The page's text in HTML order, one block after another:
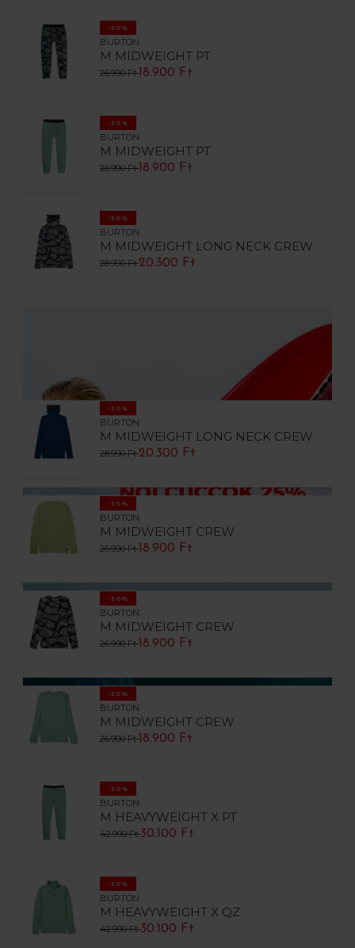
-30%
BURTON
M MIDWEIGHT PT
26.990 Ft 18.900 Ft
-30%
BURTON
M MIDWEIGHT PT
26.990 Ft 18.900 Ft
-30%
BURTON
M MIDWEIGHT LONG NECK CREW
28.990 Ft20.300 Ft
-30%
BURTON
M MIDWEIGHT LONG NECK CREW
28.990 Ft20.300 Ft
-30%
BURTON
M MIDWEIGHT CREW
26.990 Ft 18.900 Ft
-30%
BURTON
M MIDWEIGHT CREW
26.990 Ft 18.900 Ft
-30%
BURTON
M MIDWEIGHT CREW
26.990 Ft 18.900 Ft
-30%
BURTON
M HEAVYWEIGHT X PT
42.990 Ft30.100 Ft
-30%
BURTON
M HEAVYWEIGHT X QZ
42.990 Ft30.100 Ft